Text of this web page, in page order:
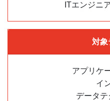
ITエンジニ
対象
アプリケ
イ
データ